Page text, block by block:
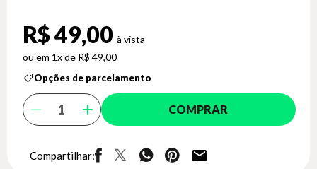
R$ 49,00
1x de R$ 49,00
Opções de parcelamento
COMPRAR
Compartilhar: